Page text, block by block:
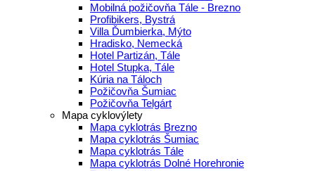
Mobilná požičovňa Tále - Brezno
Profibikers, Bystrá
Villa Ďumbierka, Mýto
Hradisko, Nemecká
Hotel Partizán, Tále
Hotel Stupka, Tále
Kúria na Táloch
Požičovňa Šumiac
Požičovňa Telgárt
Mapa cyklovýlety
Mapa cyklotrás Brezno
Mapa cyklotrás Šumiac
Mapa cyklotrás Tále
Mapa cyklotrás Dolné Horehronie